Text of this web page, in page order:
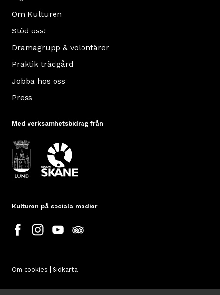
Om Kulturen
Stöd oss!
Dramagrupp & volontärer
Praktik trädgård
Jobba hos oss
Press
Med verksamhetsbidrag från
Kulturen på sociala medier
Om cookies Sidkarta